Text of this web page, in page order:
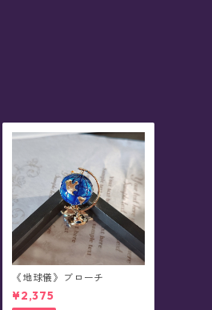
《地球儀》ブローチ
¥2,375